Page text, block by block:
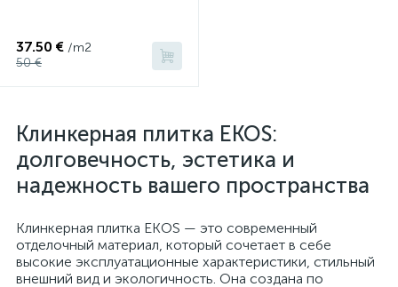
37.50 € /m2
50 €
Клинкерная плитка EKOS:
долговечность, эстетика и
надежность вашего пространства
Клинкерная плитка EKOS — это современный
отделочный материал, который сочетает в себе
высокие эксплуатационные характеристики, стильный
внешний вид и экологичность. Она создана по